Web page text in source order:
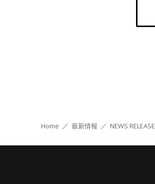
Home ／ 最新情報 ／ NEWS RELEASE